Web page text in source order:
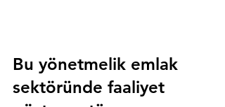
Bu yönetmelik emlak
sektöründe faaliyet